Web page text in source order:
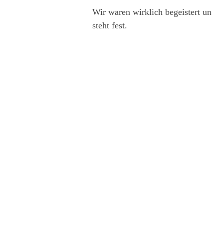
Wir waren wirklich begeistert
steht fest.